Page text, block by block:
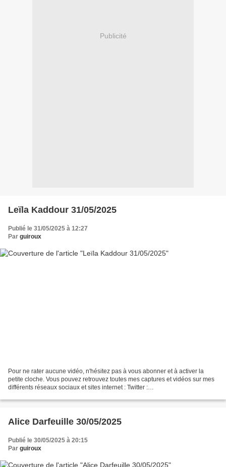
Publicité
Leïla Kaddour 31/05/2025
Publié le 31/05/2025 à 12:27
Par guiroux
Pour ne rater aucune vidéo, n'hésitez pas à vous abonner et à activer la
petite cloche. Vous pouvez retrouvez toutes mes captures et vidéos sur mes
différents réseaux sociaux et sites internet : Twitter :
https://www.facebook.com/capsdeguiroux/...
Alice Darfeuille 30/05/2025
Publié le 30/05/2025 à 20:15
Par guiroux